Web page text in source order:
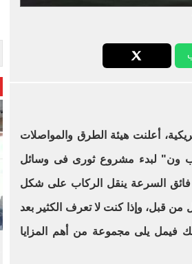
أعلنت هيئة الطرق والمواصلات
ون" لبدء مشروع ثورى فى وسائل
فائق السرعة ينقل الركاب على شكل
قبل، وإذا كنت لا تعرف الكثير بعد
فيمل يلى مجموعة من أهم المزايا